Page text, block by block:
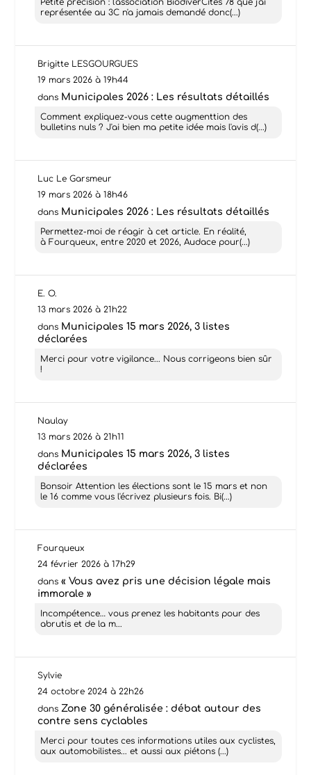
représentée au 3C n'a jamais demandé donc(...)
Brigitte LESGOURGUES
19 mars 2026 à 19h44
dans Municipales 2026 : Les résultats détaillés
Comment expliquez-vous cette augmenttion des
bulletins nuls ? J'ai bien ma petite idée mais l'avis d(...)
Luc Le Garsmeur
19 mars 2026 à 18h46
dans Municipales 2026 : Les résultats détaillés
Permettez-moi de réagir à cet article. En réalité,
à Fourqueux, entre 2020 et 2026, Audace pour(...)
E. O.
13 mars 2026 à 21h22
dans Municipales 15 mars 2026, 3 listes
déclarées
Merci pour votre vigilance... Nous corrigeons bien sûr
!
Naulay
13 mars 2026 à 21h11
dans Municipales 15 mars 2026, 3 listes
déclarées
Bonsoir Attention les élections sont le 15 mars et non
le 16 comme vous l'écrivez plusieurs fois. Bi(...)
Fourqueux
24 février 2026 à 17h29
dans« Vous avez pris une décision légale mais
immorale »
Incompétence… vous prenez les habitants pour des
abrutis et de la m...
Sylvie
24 octobre 2024 à 22h26
dans Zone 30 généralisée : débat autour des
contre sens cyclables
Merci pour toutes ces informations utiles aux cyclistes,
aux automobilistes... et aussi aux piétons (...)